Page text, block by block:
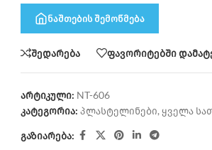
ნაშთების შემოწმება
შედარება ფავორიტებში
არტიკული: NT-606
კატეგორია: პლასტელინები, ყველა
გაზიარება: